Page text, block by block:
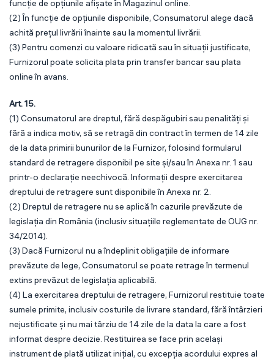
funcție de opțiunile afișate în Magazinul online.
(2) În funcție de opțiunile disponibile, Consumatorul alege dacă
achită prețul livrării înainte sau la momentul livrării.
(3) Pentru comenzi cu valoare ridicată sau în situații justificate,
Furnizorul poate solicita plata prin transfer bancar sau plata
online în avans.
Art. 15.
(1) Consumatorul are dreptul, fără despăgubiri sau penalități și
fără a indica motiv, să se retragă din contract în termen de 14 zile
de la data primirii bunurilor de la Furnizor, folosind formularul
standard de retragere disponibil pe site și/sau în Anexa nr. 1 sau
printr-o declarație neechivocă. Informații despre exercitarea
dreptului de retragere sunt disponibile în Anexa nr. 2.
(2) Dreptul de retragere nu se aplică în cazurile prevăzute de
legislația din România (inclusiv situațiile reglementate de OUG nr.
34/2014).
(3) Dacă Furnizorul nu a îndeplinit obligațiile de informare
prevăzute de lege, Consumatorul se poate retrage în termenul
extins prevăzut de legislația aplicabilă.
(4) La exercitarea dreptului de retragere, Furnizorul restituie toate
sumele primite, inclusiv costurile de livrare standard, fără întârzieri
nejustificate și nu mai târziu de 14 zile de la data la care a fost
informat despre decizie. Restituirea se face prin același
instrument de plată utilizat inițial, cu excepția acordului expres al